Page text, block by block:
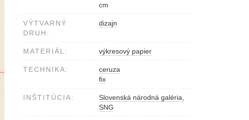
cm
VÝTVARNÝ
DRUH:
dizajn
MATERIÁL: výkresový papier
TECHNIKA:
ceruza
fix
INŠTITÚCIA:
Slovenská národná galéria,
SNG